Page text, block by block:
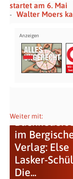
startet am 6. Mai
Walter Moers
Weiter mit:
im
Verlag: Else
Lasker-
Die...